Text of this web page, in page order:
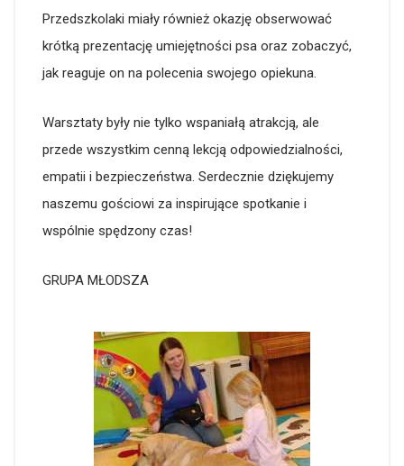
Przedszkolaki miały również okazję obserwować
krótką prezentację umiejętności psa oraz zobaczyć,
jak reaguje on na polecenia swojego opiekuna.
Warsztaty były nie tylko wspaniałą atrakcją, ale
przede wszystkim cenną lekcją odpowiedzialności,
empatii i bezpieczeństwa. Serdecznie dziękujemy
naszemu gościowi za inspirujące spotkanie i
wspólnie spędzony czas!
GRUPA MŁODSZA